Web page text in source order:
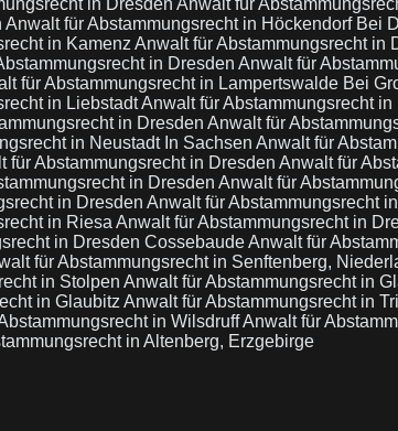
in Dresden Anwalt für
Anwalt für Abstammungsrecht in Höckendorf Bei
in Kamenz Anwalt für Abstammungsrecht in
in Dresden Anwalt für
für Abstammungsrecht in Lampertswalde Bei
in LiebstadtAnwalt für Abstammungsrecht in
in Dresden Anwalt für
in Neustadt In Sachsen Anwalt für
für Abstammungsrecht in Dresden Anwalt für
in Dresden Anwalt für
in Dresden Anwalt für Abstammungsrecht
in Riesa Anwalt für Abstammungsrecht in
in Dresden CossebaudeAnwalt für
für Abstammungsrecht in Senftenberg,
in Stolpen Anwalt für Abstammungsrecht in
in Glaubitz Anwalt für Abstammungsrecht in
in WilsdruffAnwalt für
in Altenberg, Erzgebirge